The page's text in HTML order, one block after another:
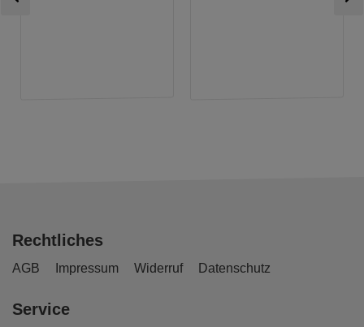
Rechtliches
AGB Impressum Widerruf Datenschutz
Service